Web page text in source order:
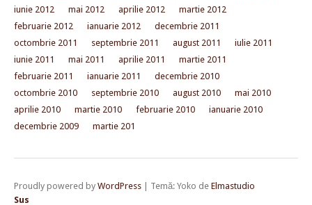
iunie 2012
mai 2012 aprilie 2012
martie 2012
februarie 2012
ianuarie 2012
decembrie 2011
octombrie 2011
septembrie 2011 august 2011
iulie 2011
iunie 2011
mai 2011 aprilie 2011
martie 2011
februarie 2011
ianuarie 2011
decembrie 2010
octombrie 2010
septembrie 2010 august 2010
mai 2010
aprilie 2010
martie 2010 februarie 2010
ianuarie 2010
decembrie 2009
martie 201
Proudly powered by WordPress Temă: Yoko de Elmastudio
Sus